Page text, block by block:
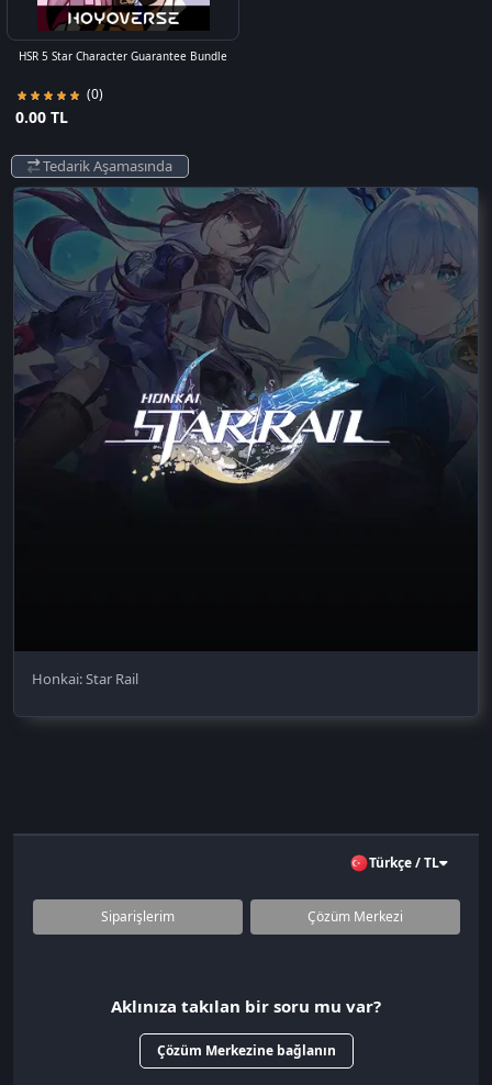
HSR 5 Star Character Guarantee Bundle
(0)
0.00 TL
Tedarik Aşamasında
Honkai: Star Rail
Türkçe / TL
Siparişlerim Çözüm Merkezi
Aklınıza takılan bir soru mu var?
Çözüm Merkezine bağlanın